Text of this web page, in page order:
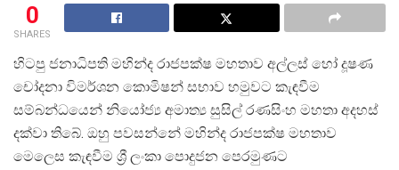
0
SHARES
හිටපු ජනාධිපති මහින්ද රාජපක්ෂ මහතාව අල්ලස් හෝ දූෂණ
චෝදනා විමර්ශන කොමිෂන් සභාව හමුවට කැඳවීම
සම්බන්ධයෙන් නියෝජ් ය අමාත් ය සුසිල් රණසිංහ මහතා අදහස්
දක්වා තිබේ. ඔහු පවසන්නේ මහින්ද රාජපක්ෂ මහතාව
මෙලෙස කැඳවීම ශ් රී ලංකා පොදුජන පෙරමුණට